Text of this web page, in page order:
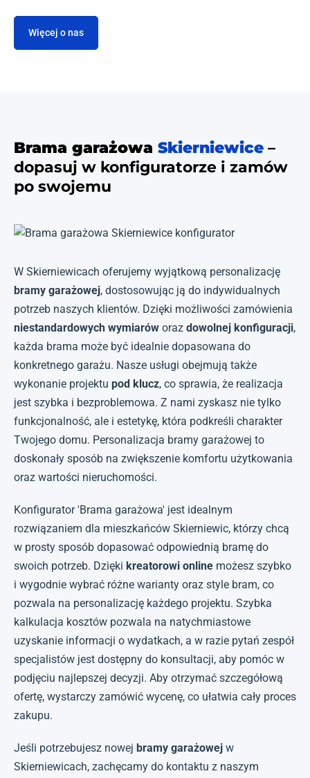
Więcej o nas
Brama garażowa Skierniewice –
dopasuj w konfiguratorze i zamów
po swojemu
W Skierniewicach oferujemy wyjątkową personalizację
bramy garażowej, dostosowując ją do indywidualnych
potrzeb naszych klientów. Dzięki możliwości zamówienia
niestandardowych wymiarów oraz dowolnej konfiguracji,
każda brama może być idealnie dopasowana do
konkretnego garażu. Nasze usługi obejmują także
wykonanie projektu pod klucz, co sprawia, że realizacja
jest szybka i bezproblemowa. Z nami zyskasz nie tylko
funkcjonalność, ale i estetykę, która podkreśli charakter
Twojego domu. Personalizacja bramy garażowej to
doskonały sposób na zwiększenie komfortu użytkowania
oraz wartości nieruchomości.
Konfigurator 'Brama garażowa' jest idealnym
rozwiązaniem dla mieszkańców Skierniewic, którzy chcą
w prosty sposób dopasować odpowiednią bramę do
swoich potrzeb. Dzięki kreatorowi online możesz szybko
i wygodnie wybrać różne warianty oraz style bram, co
pozwala na personalizację każdego projektu. Szybka
kalkulacja kosztów pozwala na natychmiastowe
uzyskanie informacji o wydatkach, a w razie pytań zespół
specjalistów jest dostępny do konsultacji, aby pomóc w
podjęciu najlepszej decyzji. Aby otrzymać szczegółową
ofertę, wystarczy zamówić wycenę, co ułatwia cały proces
zakupu.
Jeśli potrzebujesz nowej bramy garażowej w
Skierniewicach, zachęcamy do kontaktu z naszym